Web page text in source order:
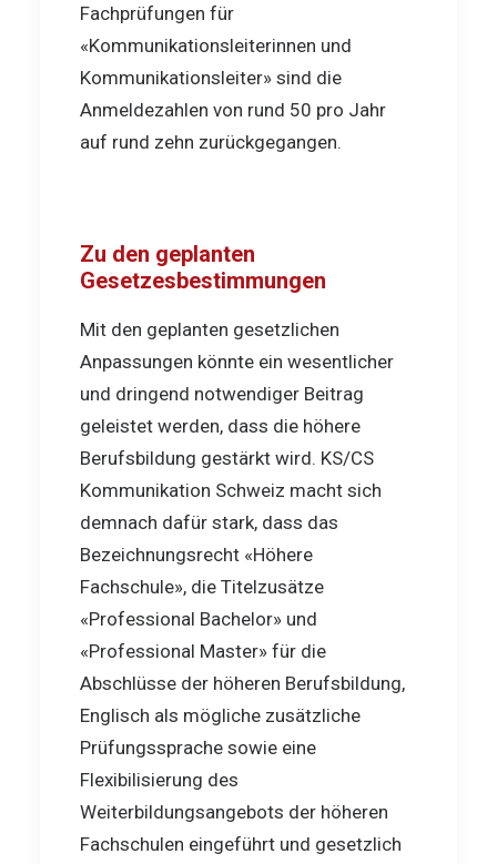
Fachprüfungen für
«Kommunikationsleiterinnen und
Kommunikationsleiter» sind die
Anmeldezahlen von rund 50 pro Jahr
auf rund zehn zurückgegangen.
Zu den geplanten
Gesetzesbestimmungen
Mit den geplanten gesetzlichen
Anpassungen könnte ein wesentlicher
und dringend notwendiger Beitrag
geleistet werden, dass die höhere
Berufsbildung gestärkt wird. KS/CS
Kommunikation Schweiz macht sich
demnach dafür stark, dass das
Bezeichnungsrecht «Höhere
Fachschule», die Titelzusätze
«Professional Bachelor» und
«Professional Master» für die
Abschlüsse der höheren Berufsbildung,
Englisch als mögliche zusätzliche
Prüfungssprache sowie eine
Flexibilisierung des
Weiterbildungsangebots der höheren
Fachschulen eingeführt und gesetzlich